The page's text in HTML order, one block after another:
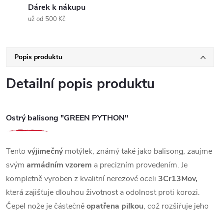
Dárek k nákupu
už od 500 Kč
Popis produktu
Detailní popis produktu
Ostrý balisong "GREEN PYTHON"
Tento výjimečnýmotýlek, známý také jako balisong, zaujme
svým armádním vzorem a precizním provedením. Je
kompletně vyroben z kvalitní nerezové oceli 3Cr13Mov,
která zajišťuje dlouhou životnost a odolnost proti korozi.
Čepel nože je částečněopatřena pilkou, což rozšiřuje jeho